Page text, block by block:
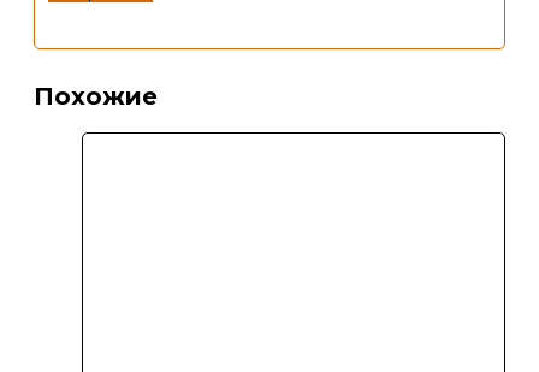
Похожие